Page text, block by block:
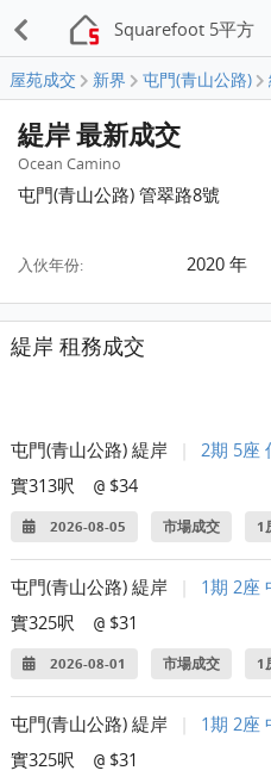
Squarefoot 5平方
屋苑成交 新界 屯門(青山公路)
緹岸 最新成交
Ocean Camino
屯門(青山公路) 管翠路8號
入伙年份: 2020 年
緹岸 租務成交
屯門(青山公路) 緹岸
2期 5座
實313呎
@ $34
2026-08-05 市場成交 1
屯門(青山公路) 緹岸
1期 2座
實325呎
@ $31
2026-08-01 市場成交 1
屯門(青山公路) 緹岸
1期 2座
實325呎
@ $31